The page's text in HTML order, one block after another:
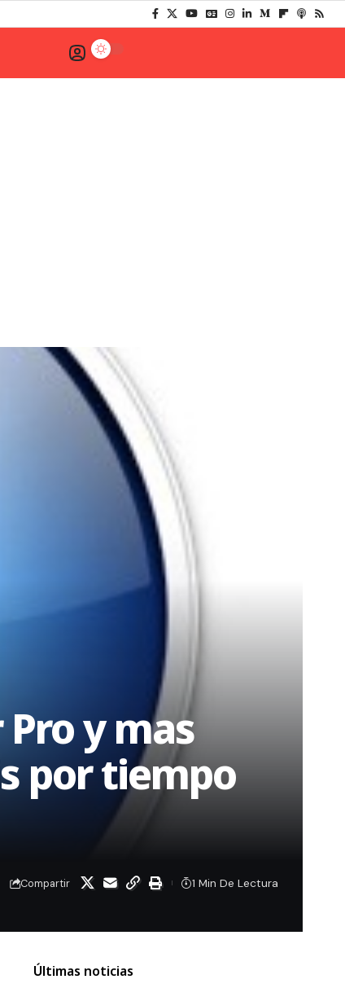
y mas
por tiempo
Compartir 1 Min De Lectura
Últimas noticias